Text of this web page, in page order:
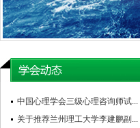
中国心理学会三级心理咨询师试...
关于推荐兰州理工大学李建鹏副...